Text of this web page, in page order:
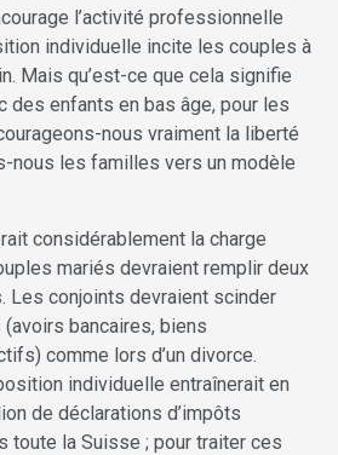
l’activité professionnelle
individuelle incite les couples à
Mais qu’est-ce que cela signifie
des enfants en bas âge, pour les
nous vraiment la liberté
nous les familles vers un modèle
considérablement la charge
mariés devraient remplir deux
Les conjoints devraient scinder
bancaires, biens
comme lors d’un divorce.
individuelle entraînerait en
de déclarations d’impôts
toute la Suisse ; pour traiter ces